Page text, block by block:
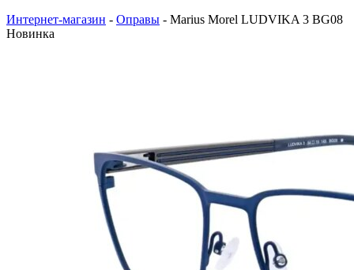
Интернет-магазин - Оправы - Marius Morel LUDVIKA 3 BG08
Новинка